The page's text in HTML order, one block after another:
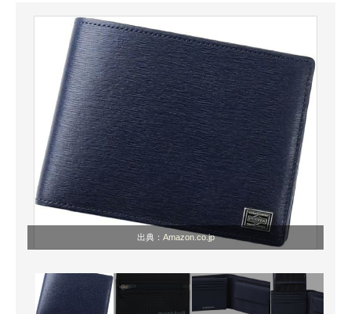
スマホと通信の最新トレンド
進化するPCとデバイスの未来
好きが集まる 比べて選べる
ビジネスと働き方のヒント
AI活用のいまが分かる
企業ITのトレンドを詳説
経営リーダーのコミュニティ
マーケ×ITの今がよく分かる
ITエンジニア向け専門サイト
出典： Amazon.co.jp